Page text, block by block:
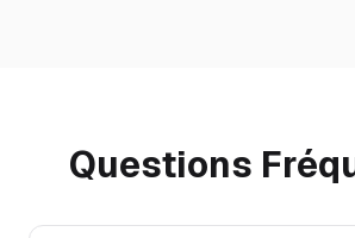
Questions